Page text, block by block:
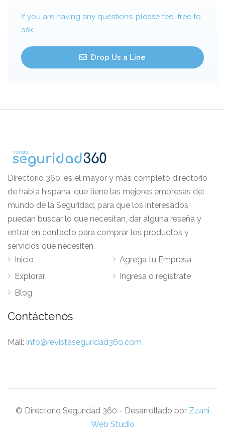
If you are having any questions, please feel free to
ask.
Drop Us a Line
Directorio 360, es el mayor y más completo directorio
de habla hispana, que tiene las mejores empresas del
mundo de la Seguridad, para que los interesados
puedan buscar lo que necesitan, dar alguna reseña y
entrar en contacto para comprar los productos y
servicios que necesiten.
Inicio
Explorar
Blog
Agrega tu Empresa
Ingresa o regístrate
Contáctenos
Mail: info@revistaseguridad360.com
© Directorio Seguridad 360 - Desarrollado por Zzani
Web Studio